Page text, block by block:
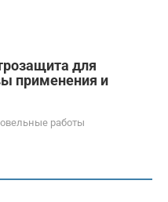
для
применения и
работы